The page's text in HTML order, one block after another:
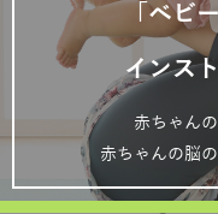
「ベビ
インス
赤ちゃん
赤ちゃんの脳